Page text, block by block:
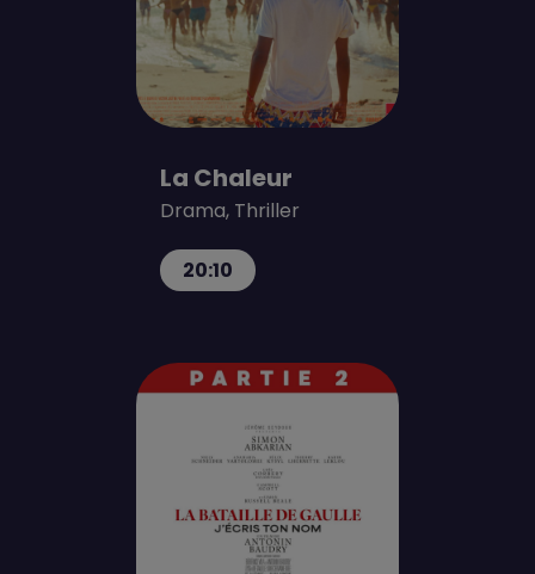
La Chaleur
Drama, Thriller
20:10